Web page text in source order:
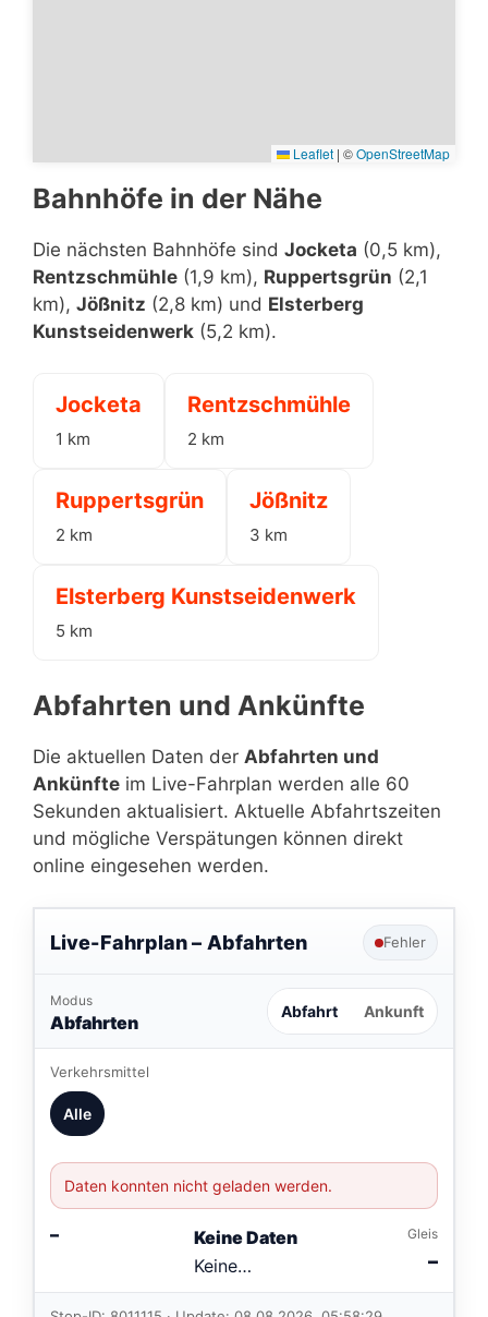
Leaflet | ©OpenStreetMap
Bahnhöfe in der Nähe
Die nächsten Bahnhöfe sind Jocketa (0,5 km),
Rentzschmühle (1,9 km), Ruppertsgrün (2,1
km), Jößnitz (2,8 km) und Elsterberg
Kunstseidenwerk (5,2 km).
Jocketa
1 km
Rentzschmühle
2 km
Ruppertsgrün
2 km
Jößnitz
3 km
Elsterberg Kunstseidenwerk
5 km
Abfahrten und Ankünfte
Die aktuellen Daten der Abfahrten und
Ankünfte im Live-Fahrplan werden alle 60
Sekunden aktualisiert. Aktuelle Abfahrtszeiten
und mögliche Verspätungen können direkt
online eingesehen werden.
Live-Fahrplan – Abfahrten Fehler
Modus
Abfahrten Abfahrt Ankunft
Verkehrsmittel
Alle
Daten konnten nicht geladen werden.
–
Keine Daten
Keine
Verbindungen
im aktuellen
Gleis
–